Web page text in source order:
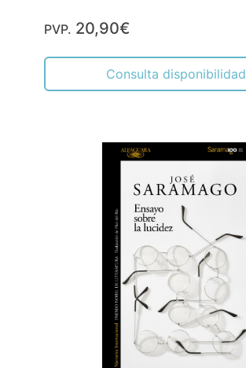
PVP. 20,90€
Consulta disponibilidad